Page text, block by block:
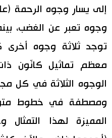
إلى يسار وجوه الرحمة
وجوه تعبر عن الغضب،
توجد ثلاثة وجوه
معظم تماثيل كانّون
الوجوه الثلاثة في كل
ومصطفة في خطوط
المميزة لهذا